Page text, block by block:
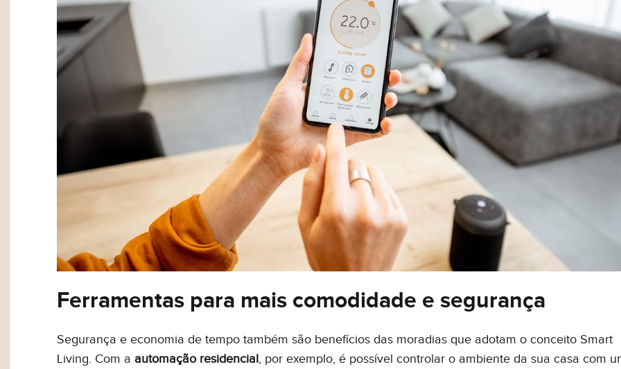
Inovação
Estilo de vida
Tecnologia
Nossa história
Eu concordo em receber comunicações. Ao informar meus dados, eu concordo com a
Termos de Uso .
Ferramentas para mais comodidade e segurança
Segurança e economia de tempo também são benefícios das moradias que adotam o conceito Smart
Living. Com a automação residencial, por exemplo, é possível controlar o ambiente da sua casa com